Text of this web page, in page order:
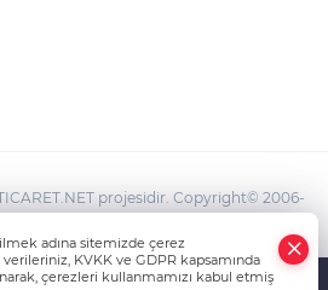
projesidir. Copyright© 2006-
adına sitemizde çerez
KVKK ve GDPR kapsamında
çerezleri kullanmamızı kabul etmiş